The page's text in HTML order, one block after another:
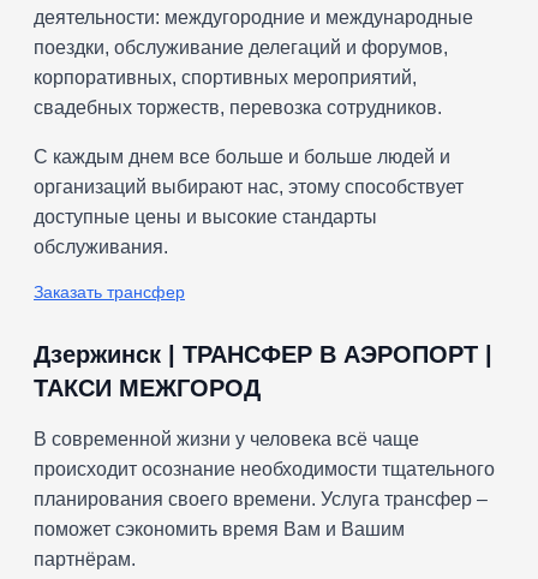
деятельности: междугородние и международные
поездки, обслуживание делегаций и форумов,
корпоративных, спортивных мероприятий,
свадебных торжеств, перевозка сотрудников.
С каждым днем все больше и больше людей и
организаций выбирают нас, этому способствует
доступные цены и высокие стандарты
обслуживания.
Заказать трансфер
Дзержинск | ТРАНСФЕР В АЭРОПОРТ |
ТАКСИ МЕЖГОРОД
В современной жизни у человека всё чаще
происходит осознание необходимости тщательного
планирования своего времени. Услуга трансфер –
поможет сэкономить время Вам и Вашим
партнёрам.